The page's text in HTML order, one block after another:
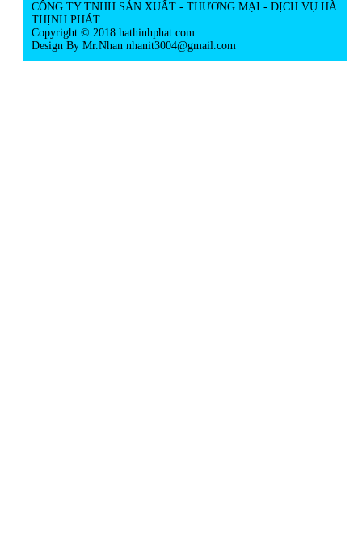
CÔNG TY TNHH SẢN XUẤT - THƯƠNG MẠI - DỊCH VỤ HÀ
THỊNH PHÁT
Copyright © 2018 hathinhphat.com
Design By Mr.Nhan nhanit3004@gmail.com